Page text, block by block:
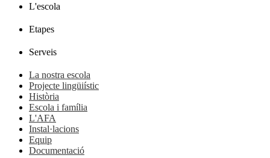
L'escola
Etapes
Serveis
La nostra escola
Projecte lingüiístic
Història
Escola i família
L'AFA
Instal·lacions
Equip
Documentació